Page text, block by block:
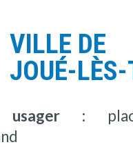
VILLE DE
JOUÉ-LÈS-
usager :